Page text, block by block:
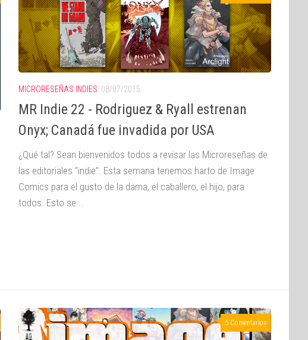
MICRORESEÑAS INDIES 08/07/2015
MR Indie 22 - Rodriguez & Ryall estrenan
Onyx; Canadá fue invadida por USA
¿Qué tal? Sean bienvenidos todos a revisar las Microreseñas de
las editoriales "indie". Esta semana tenemos harto de Image
Comics para el gusto de la dama, el caballero, el hijo, para
todos. Esto se...
5 Comentarios